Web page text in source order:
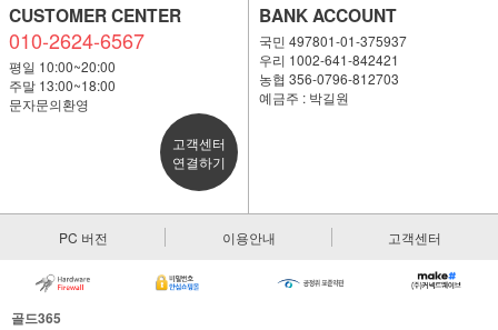
CUSTOMER CENTER
010-2624-6567
평일 10:00~20:00
주말 13:00~18:00
문자문의환영
고객센터
연결하기
BANK ACCOUNT
국민 497801-01-375937
우리 1002-641-842421
농협 356-0796-812703
예금주 : 박길원
PC 버전 이용안내 고객센터
골드365